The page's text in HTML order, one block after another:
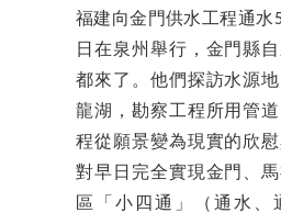
福建向金門供水工程通水
日在泉州舉行，金門縣
都來了。他們探訪水源
龍湖，勘察工程所用管
程從願景變為現實的欣
對早日完全實現金門、
區「小四通」（通水、